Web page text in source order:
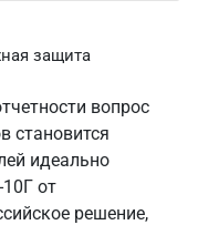
защита
вопрос
становится
идеально
от
решение,